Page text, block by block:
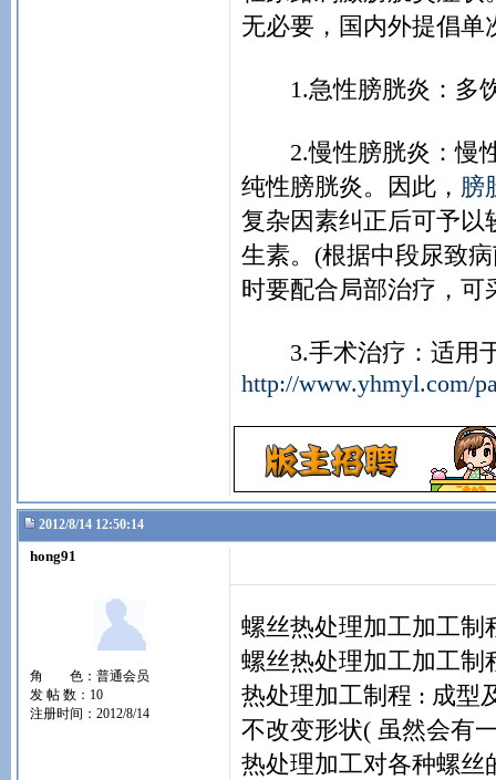
无必要，国内外提倡单
1.急性膀胱炎：多饮
2.慢性膀胱炎：慢性
纯性膀胱炎。因此， 膀
复杂因素纠正后可予以
生素。(根据中段尿致
时要配合局部治疗，可
3.手术治疗：适用于
http://www.yhmyl.com/
2012/8/14 12:50:14
hong91
角 色：普通会员
发 帖 数：10
注册时间：2012/8/14
螺丝热处理加工加工制
螺丝热处理加工加工制
热处理加工制程 : 成型
不改变形状( 虽然会有
热处理加工对各种螺丝